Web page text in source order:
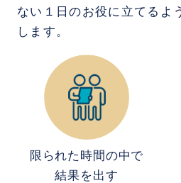
ない１日のお役に立てるよ
します。
限られた時間の中で
結果を出す